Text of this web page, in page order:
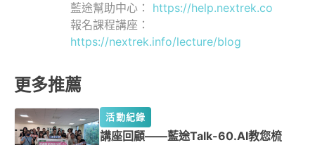
藍途幫助中心： https://help.nextrek.co
報名課程講座：
https://nextrek.info/lecture/blog
更多推薦
活動紀錄
講座回顧——藍途Talk-60.AI教您梳